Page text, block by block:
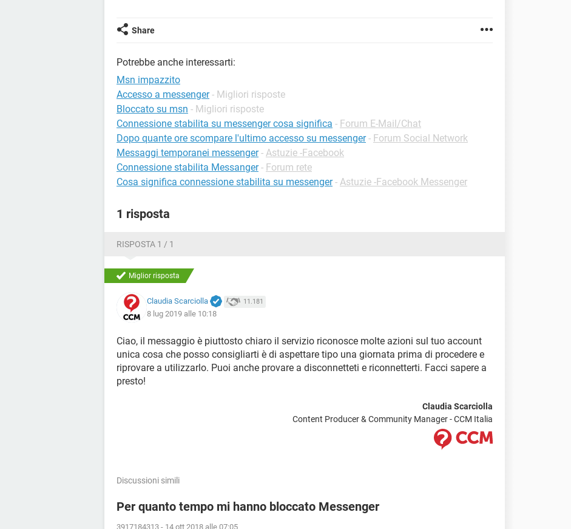
Share
Potrebbe anche interessarti:
Msn impazzito
Accesso a messenger - Migliori risposte
Bloccato su msn - Migliori risposte
Connessione stabilita su messenger cosa significa - Forum E-Mail/Chat
Dopo quante ore scompare l'ultimo accesso su messenger - Forum Social Network
Messaggi temporanei messenger - Astuzie -Facebook
Connessione stabilita Messanger - Forum rete
Cosa significa connessione stabilita su messenger - Astuzie -Facebook Messenger
1 risposta
RISPOSTA 1 / 1
Miglior risposta
Claudia Scarciolla 11.181
8 lug 2019 alle 10:18
Ciao, il messaggio è piuttosto chiaro il servizio riconosce molte azioni sul tuo account
unica cosa che posso consigliarti è di aspettare tipo una giornata prima di procedere e
riprovare a utilizzarlo. Puoi anche provare a disconnetteti e riconnetterti. Facci sapere a
presto!
Claudia Scarciolla
Content Producer & Community Manager - CCM Italia
Discussioni simili
Per quanto tempo mi hanno bloccato Messenger
3917184313 - 14 ott 2018 alle 07:05